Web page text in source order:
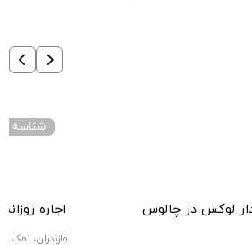
لوکس در چالوس اجاره
شناسه : 3084
مازندران، نمک